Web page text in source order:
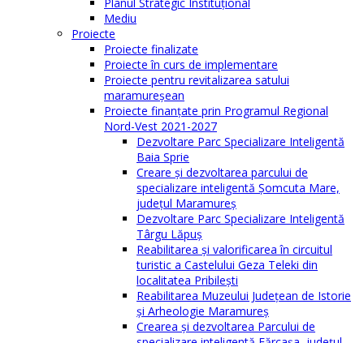
Mediu
Proiecte
Proiecte finalizate
Proiecte în curs de implementare
Proiecte pentru revitalizarea satului
maramureşean
Proiecte finanțate prin Programul Regional
Nord-Vest 2021-2027
Dezvoltare Parc Specializare Inteligentă
Baia Sprie
Creare și dezvoltarea parcului de
specializare inteligentă Șomcuta Mare,
județul Maramureș
Dezvoltare Parc Specializare Inteligentă
Târgu Lăpuș
Reabilitarea și valorificarea în circuitul
turistic a Castelului Geza Teleki din
localitatea Pribilești
Reabilitarea Muzeului Județean de Istorie
și Arheologie Maramureș
Crearea și dezvoltarea Parcului de